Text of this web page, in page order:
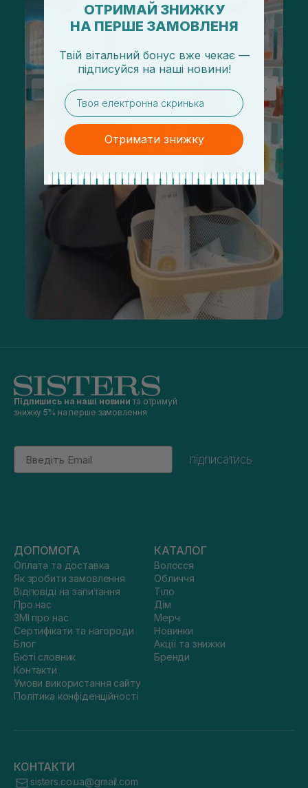
Підпишись на наші новини та отримуй
знижку 5% на перше замовлення
Email
підписатись
ДОПОМОГА
Оплата та доставка
Як зробити замовлення
Відповіді на запитання
Про нас
ЗМІ про нас
Сертифікати та нагороди
Блог
Бюті словник
Контакти
Умови використання сайту
Політика конфіденційності
КАТАЛОГ
Волосся
Обличчя
Тіло
Дім
Мерч
Новинки
Акції та знижки
Бренди
КОНТАКТИ
sisters.co.ua@gmail.com
ОТРИМАЙ ЗНИЖКУ
НА ПЕРШЕ ЗАМОВЛЕНЯ
Твій вітальний бонус вже чекає —
підписуйся на наші новини!
email
Отримати знижку